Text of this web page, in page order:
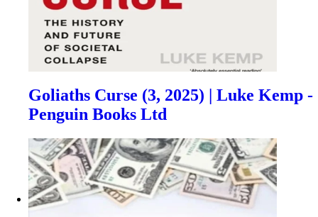
Goliaths Curse (3, 2025) | Luke Kemp -
Penguin Books Ltd